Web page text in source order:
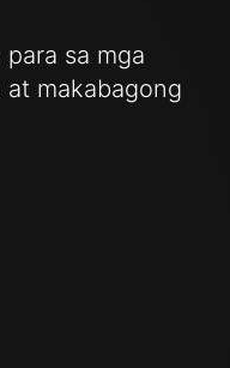
sa mga
makabagong